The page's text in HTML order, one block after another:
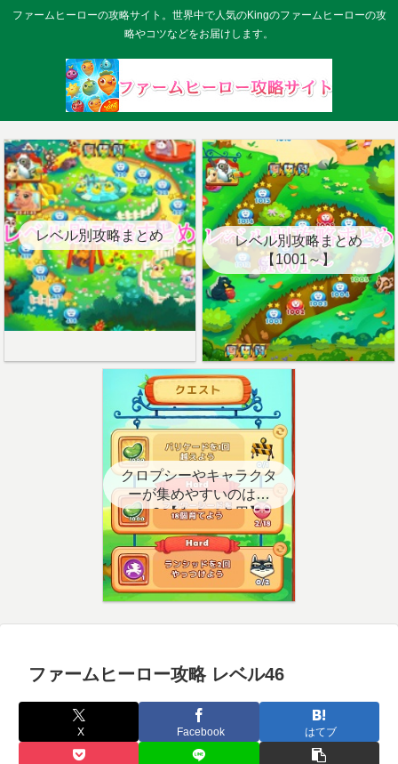
ファームヒーローの攻略サイト。世界中で人気のKingのファームヒーローの攻
略やコツなどをお届けします。
レベル別攻略まとめ
レベル別攻略まとめ
【1001～】
クロプシーやキャラクタ
ーが集めやすいのはど
こ？【クエスト用】
ファームヒーロー攻略 レベル46
X Facebook はてブ